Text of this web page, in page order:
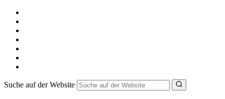
Suche auf der Website